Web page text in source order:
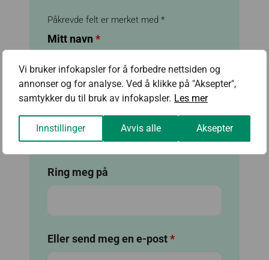
Vi bruker infokapsler for å forbedre nettsiden og
annonser og for analyse. Ved å klikke på "Aksepter",
samtykker du til bruk av infokapsler. Les mer
Innstillinger Avvis alle Aksepter
Påkrevde felt er merket med *
Mitt navn *
Bedrift
Ring meg på
Eller send meg en e-post*